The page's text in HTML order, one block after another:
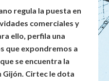
regula la puesta en
comerciales y
ello, perfila una
que expondremos a
se encuentra la
Gijón. Cirtec le dota